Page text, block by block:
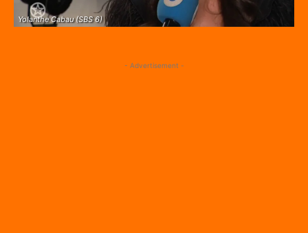
Yolanthe Cabau (SBS 6)
- Advertisement -